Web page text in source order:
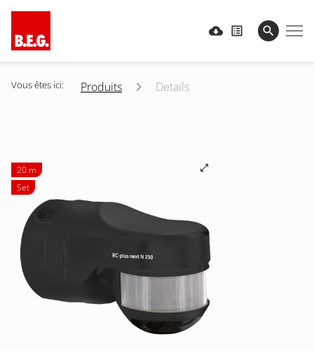
Vous êtes ici: Produits Details
20 m
Set